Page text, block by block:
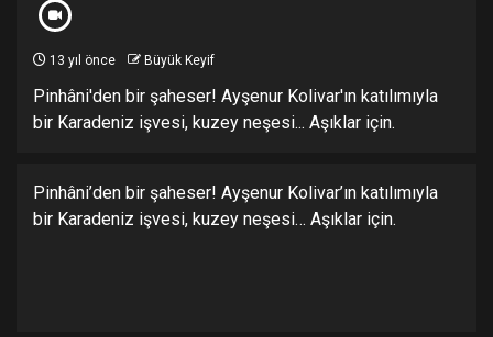
13 yıl önce Büyük Keyif
Pinhâni'den bir şaheser! Ayşenur Kolivar'ın katılımıyla
bir Karadeniz işvesi, kuzey neşesi... Aşıklar için.
Pinhâni’den bir şaheser! Ayşenur Kolivar’ın katılımıyla
bir Karadeniz işvesi, kuzey neşesi… Aşıklar için.